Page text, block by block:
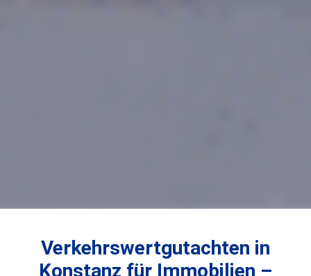
Verkehrswertgutachten in
Konstanz für Immobilien –